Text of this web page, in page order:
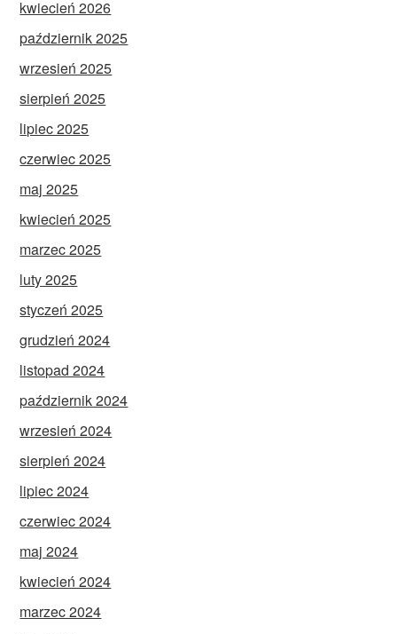
kwiecień 2026
październik 2025
wrzesień 2025
sierpień 2025
lipiec 2025
czerwiec 2025
maj 2025
kwiecień 2025
marzec 2025
luty 2025
styczeń 2025
grudzień 2024
listopad 2024
październik 2024
wrzesień 2024
sierpień 2024
lipiec 2024
czerwiec 2024
maj 2024
kwiecień 2024
marzec 2024